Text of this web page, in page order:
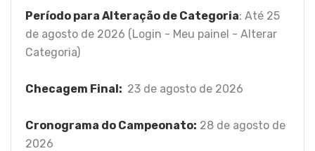
Período para Alteração de Categoria: Até 25
de agosto de 2026 (Login - Meu painel - Alterar
Categoria)
Checagem Final: 23 de agosto de 2026
Cronograma do Campeonato: 28 de agosto de
2026